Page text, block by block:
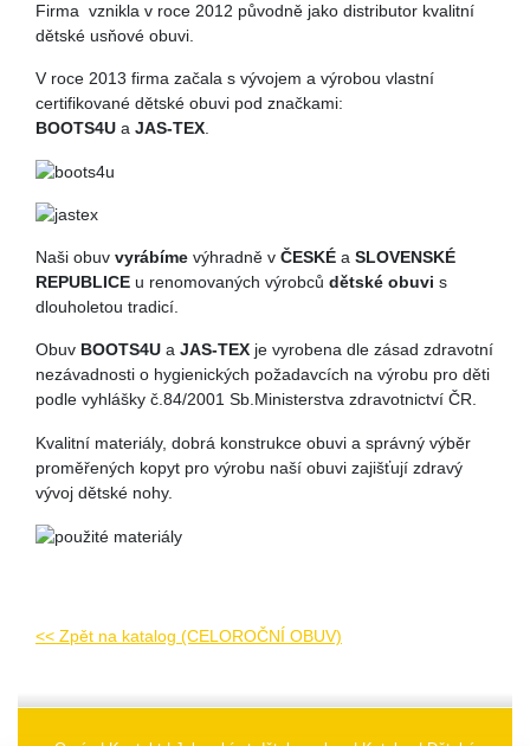
Firma vznikla v roce 2012 původně jako distributor kvalitní
dětské usňové obuvi.
V roce 2013 firma začala s vývojem a výrobou vlastní
certifikované dětské obuvi pod značkami:
BOOTS4U a JAS-TEX
Naši obuv vyrábíme výhradně v ČESKÉ a SLOVENSKÉ
REPUBLICE u renomovaných výrobců dětské obuvi s
dlouholetou tradicí.
Obuv BOOTS4U a JAS-TEX je vyrobena dle zásad zdravotní
nezávadnosti o hygienických požadavcích na výrobu pro děti
podle vyhlášky č.84/2001 Sb.Ministerstva zdravotnictví ČR.
Kvalitní materiály, dobrá konstrukce obuvi a správný výběr
proměřených kopyt pro výrobu naší obuvi zajišťují zdravý
vývoj dětské nohy.
<< Zpět na katalog (CELOROČNÍ OBUV)